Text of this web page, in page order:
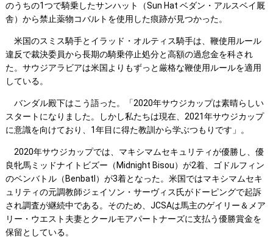
のうちの1つで騎乗したサンハット（Sun Hat ベダン・アルスベイ厩
舎）から禁止薬物コバルトを使用した痕跡が見つかった。
米国のスミス騎手とイラッド・オルティス騎手は、鞭使用ルール
違反で裁決委員から長期の騎乗停止処分と高額の過怠金を科され
た。サウジアラビアは米国よりもずっと厳格な鞭使用ルールを適用
している。
バンダル殿下はこう語った。「2020年サウジカップは素晴らしい
スタートになりました。しかし私たちは現在、2021年サウジカップ
に意識を向けており、1年目に得た教訓から学ぶつもりです」。
2020年サウジカップでは、マキシマムセキュリティが優勝し、優
良牝馬ミッドナイトビズー（Midnight Bisou）が2着、ゴドルフィン
のベンバトル（Benbatl）が3着となった。米国ではマキシマムセキ
ュリティの元調教師ジェイソン・サーヴィス氏がドーピングで起訴
され調査が継続中である。そのため、JCSAは馬主のゲイリー＆メア
リー・ウエスト夫妻とクールモアパートナーズに支払う優勝賞金を
保留としている。